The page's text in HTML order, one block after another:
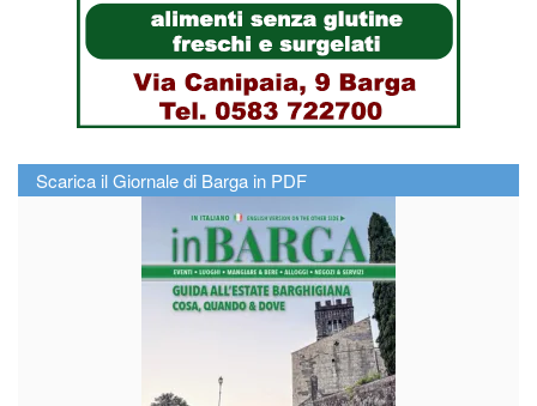
Scarica il Giornale di Barga in PDF